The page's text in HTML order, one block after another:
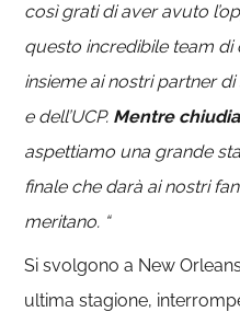
così grati di aver avuto
questo incredibile team
insieme ai nostri partner
e dell’UCP. Mentre
aspettiamo una grande
finale che darà ai nostri
meritano. “
Si svolgono a New
ultima stagione,